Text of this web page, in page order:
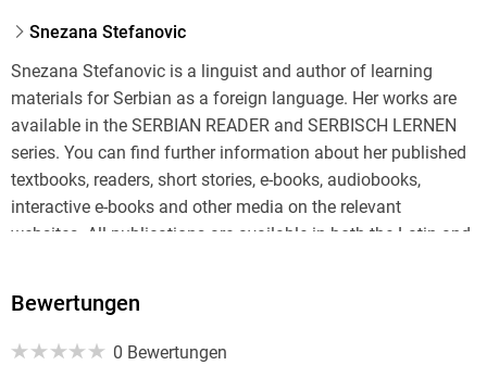
Snezana Stefanovic
Snezana Stefanovic is a linguist and author of learning
materials for Serbian as a foreign language. Her works are
available in the SERBIAN READER and SERBISCH LERNEN
series. You can find further information about her published
textbooks, readers, short stories, e-books, audiobooks,
interactive e-books and other media on the relevant
websites. All publications are available in both the Latin and
Bewertungen
0 Bewertungen